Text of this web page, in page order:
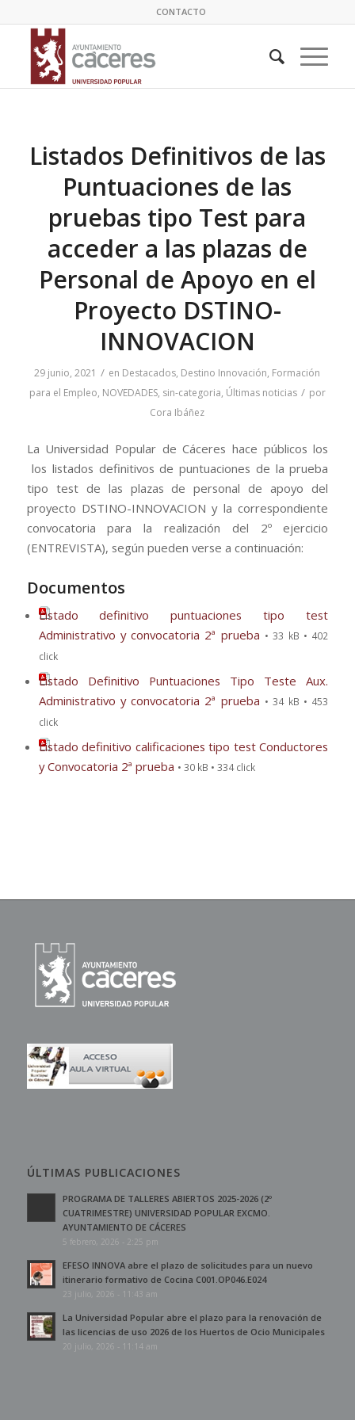
CONTACTO
Listados Definitivos de las
Puntuaciones de las
pruebas tipo Test para
acceder a las plazas de
Personal de Apoyo en el
Proyecto DSTINO-
INNOVACION
29 junio, 2021 / en Destacados, Destino Innovación, Formación
para el Empleo, NOVEDADES, sin-categoria, Últimas noticias / por
Cora Ibáñez
La Universidad Popular de Cáceres hace públicos los
los listados definitivos de puntuaciones de la prueba
tipo test de las plazas de personal de apoyo del
proyecto DSTINO-INNOVACION y la correspondiente
convocatoria para la realización del 2º ejercicio
(ENTREVISTA), según pueden verse a continuación:
Documentos
Listado definitivo puntuaciones tipo test
Administrativo y convocatoria 2ª prueba • 33 kB • 402
click
Listado Definitivo Puntuaciones Tipo Teste Aux.
Administrativo y convocatoria 2ª prueba • 34 kB • 453
click
Listado definitivo calificaciones tipo test Conductores
y Convocatoria 2ª prueba • 30 kB • 334 click
ÚLTIMAS PUBLICACIONES
PROGRAMA DE TALLERES ABIERTOS 2025-2026 (2º
CUATRIMESTRE) UNIVERSIDAD POPULAR EXCMO.
AYUNTAMIENTO DE CÁCERES
5 febrero, 2026 - 2:25 pm
EFESO INNOVA abre el plazo de solicitudes para un nuevo
itinerario formativo de Cocina C001.OP046.E024
23 julio, 2026 - 11:43 am
La Universidad Popular abre el plazo para la renovación de
las licencias de uso 2026 de los Huertos de Ocio Municipales
20 julio, 2026 - 11:14 am